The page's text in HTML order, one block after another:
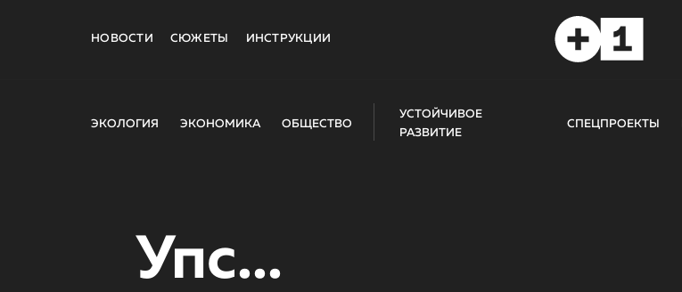
НОВОСТИ СЮЖЕТЫ ИНСТРУКЦИИ
ЭКОЛОГИЯ ЭКОНОМИКА ОБЩЕСТВО
УСТОЙЧИВОЕ
РАЗВИТИЕ
СПЕЦПРОЕКТЫ
Упс...